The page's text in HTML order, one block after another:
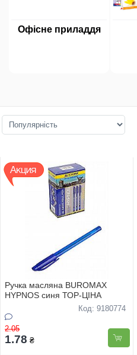
Офісне приладдя
Ручка масляна BUROMAX
HYPNOS синя ТОР-ЦIНА
Код: 9180774
2.05
1.78 ₴